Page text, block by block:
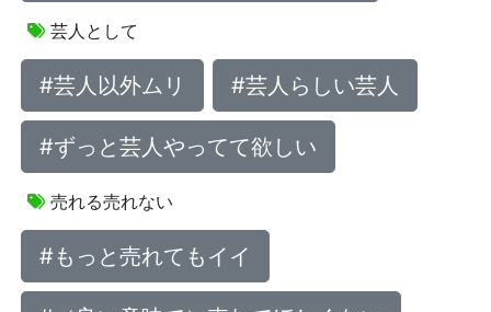
芸人として
#芸人以外ムリ #芸人らしい芸人
#ずっと芸人やってて欲しい
売れる売れない
#もっと売れてもイイ